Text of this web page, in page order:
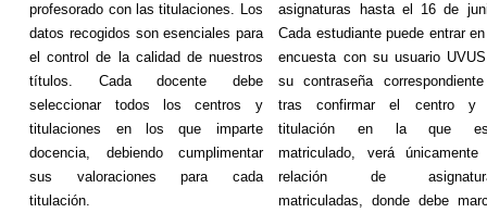
profesorado con las titulaciones. Los
datos recogidos son esenciales para
el control de la calidad de nuestros
títulos. Cada docente debe
seleccionar todos los centros y
titulaciones en los que imparte
docencia, debiendo cumplimentar
sus valoraciones para cada
titulación.
asignaturas hasta el 16 de
Cada estudiante puede entrar
encuesta con su usuario
su contraseña
tras confirmar el centro y
titulación en la que
matriculado, verá únicamente
relación de
matriculadas, donde debe